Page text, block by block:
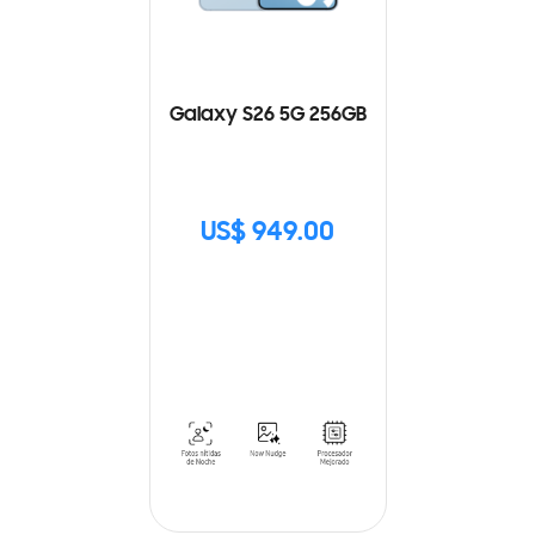
Galaxy S26 5G 256GB
US$ 949.00